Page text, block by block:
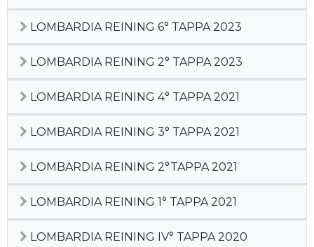
LOMBARDIA REINING 6° TAPPA 2023
LOMBARDIA REINING 2° TAPPA 2023
LOMBARDIA REINING 4° TAPPA 2021
LOMBARDIA REINING 3° TAPPA 2021
LOMBARDIA REINING 2°TAPPA 2021
LOMBARDIA REINING 1° TAPPA 2021
LOMBARDIA REINING IV° TAPPA 2020